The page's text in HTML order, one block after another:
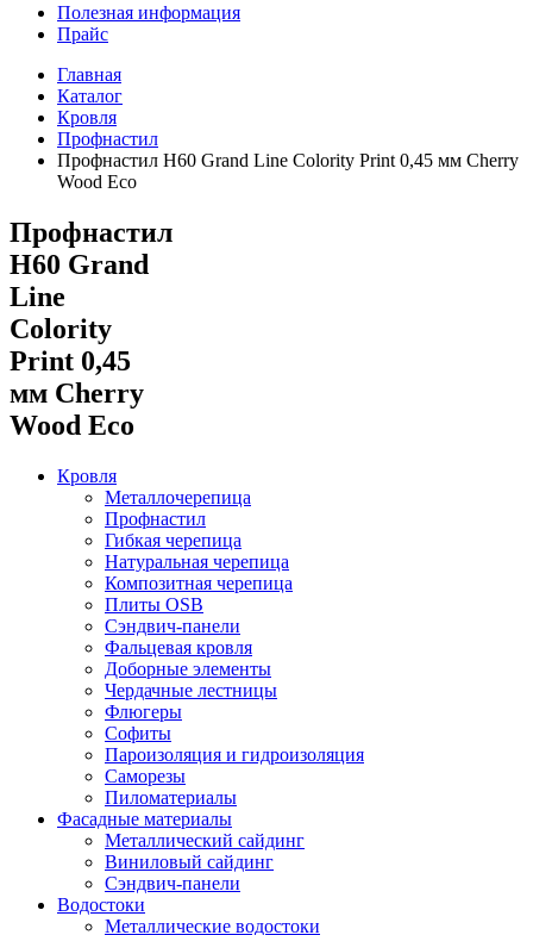
Полезная информация
Прайс
Главная
Каталог
Кровля
Профнастил
Профнастил Н60 Grand Line Colority Print 0,45 мм Cherry
Wood Eco
Профнастил
Н60 Grand
Line
Colority
Print 0,45
мм Cherry
Wood Eco
Кровля
Металлочерепица
Профнастил
Гибкая черепица
Натуральная черепица
Композитная черепица
Плиты OSB
Сэндвич-панели
Фальцевая кровля
Доборные элементы
Чердачные лестницы
Флюгеры
Софиты
Пароизоляция и гидроизоляция
Саморезы
Пиломатериалы
Фасадные материалы
Металлический сайдинг
Виниловый сайдинг
Сэндвич-панели
Водостоки
Металлические водостоки